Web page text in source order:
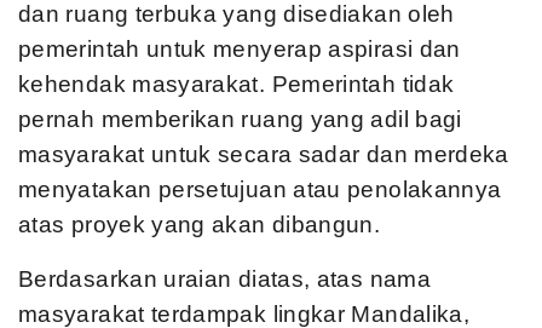
dan ruang terbuka yang disediakan oleh
pemerintah untuk menyerap aspirasi dan
kehendak masyarakat. Pemerintah tidak
pernah memberikan ruang yang adil bagi
masyarakat untuk secara sadar dan merdeka
menyatakan persetujuan atau penolakannya
atas proyek yang akan dibangun.
Berdasarkan uraian diatas, atas nama
masyarakat terdampak lingkar Mandalika,